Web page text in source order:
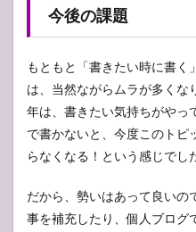
今後の課題
もともと「書きたい時に書く
は、当然ながらムラが多くな
年は、書きたい気持ちがやっ
で書かないと、今度このトピ
らなくなる！という感じでし
だから、勢いはあって良いの
事を補充したり、個人ブログ